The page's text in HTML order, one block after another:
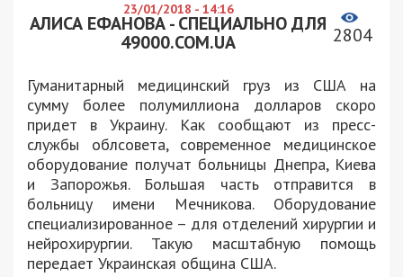
23/01/2018 - 14:16
АЛИСА ЕФАНОВА - СПЕЦИАЛЬНО ДЛЯ
49000.COM.UA
2804
Гуманитарный медицинский груз из США на
сумму более полумиллиона долларов скоро
придет в Украину. Как сообщают из пресс-
службы облсовета, современное медицинское
оборудование получат больницы Днепра, Киева
и Запорожья. Большая часть отправится в
больницу имени Мечникова. Оборудование
специализированное – для отделений хирургии и
нейрохирургии. Такую масштабную помощь
передает Украинская община США.